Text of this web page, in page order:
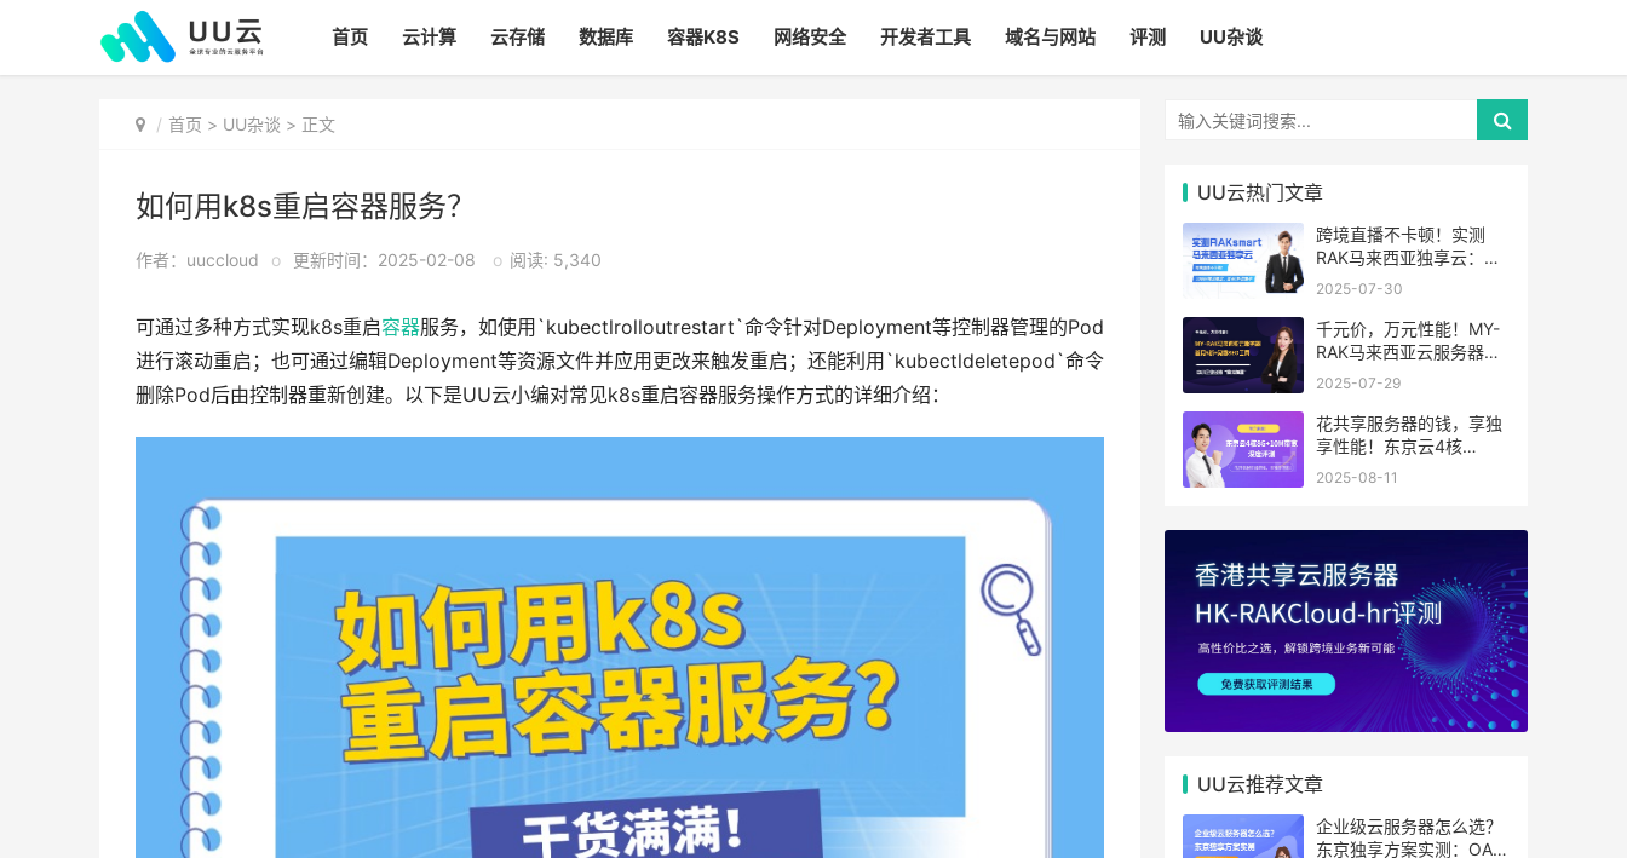
首页 云计算 云存储 数据库 容器K8S 网络安全 开发者工具 域名与网站 评测 UU杂谈
首页 > UU杂谈 > 正文
如何用k8s重启容器服务？
作者：uuccloud o 更新时间：2025-02-08 o 阅读: 5,340
可通过多种方式实现k8s重启容器服务，如使用`kubectlrolloutrestart`命令针对Deployment等控制器管理的Pod
进行滚动重启；也可通过编辑Deployment等资源文件并应用更改来触发重启；还能利用`kubectldeletepod`命令
删除Pod后由控制器重新创建。以下是UU云小编对常见k8s重启容器服务操作方式的详细介绍：
UU云热门文章
跨境直播不卡顿！实测
RAK马来西亚独享云：
1080P推流稳定，首月6
2025-07-30
千元价，万元性能！MY-
RAK马来西亚云服务器：
首月5折+免费SEO工具，
2025-07-29
花共享服务器的钱，享独
享性能！东京云4核
8G+10M带宽降价来袭
2025-08-11
UU云推荐文章
企业级云服务器怎么选？
东京独享方案实测：OA系